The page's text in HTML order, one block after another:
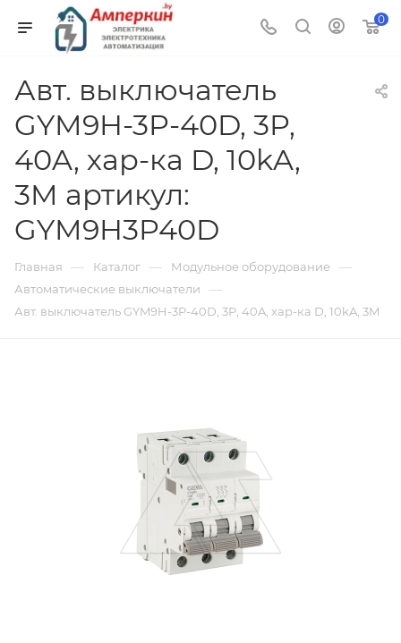
0
Авт. выключатель
GYM9H-3P-40D, 3P,
40A, хар-ка D, 10kA,
3M артикул:
GYM9H3P40D
Главная — Каталог — Модульное оборудование —
Автоматические выключатели —
Авт. выключатель GYM9H-3P-40D, 3P, 40A, хар-ка D, 10kA, 3M